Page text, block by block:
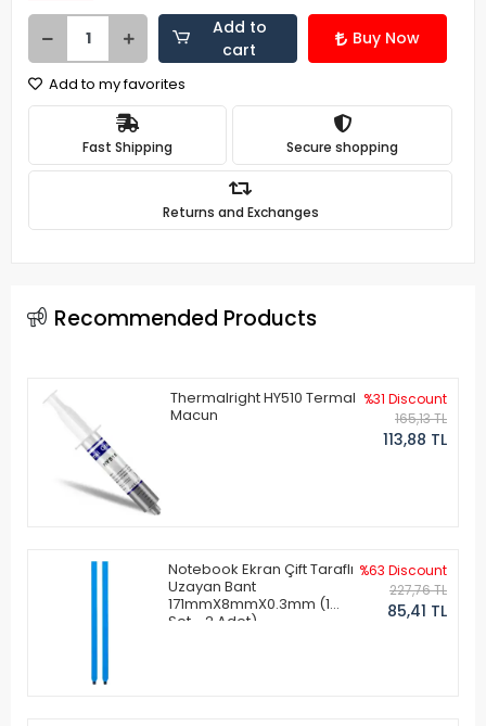
Add to
cart
Buy Now
Add to my favorites
Fast Shipping Secure shopping
Returns and Exchanges
Recommended Products
Thermalright HY510 Termal
Macun
%31 Discount
165,13 TL
113,88 TL
Notebook Ekran Çift Taraflı
Uzayan Bant
171mmX8mmX0.3mm (1
Set - 2 Adet)
%63 Discount
227,76 TL
85,41 TL